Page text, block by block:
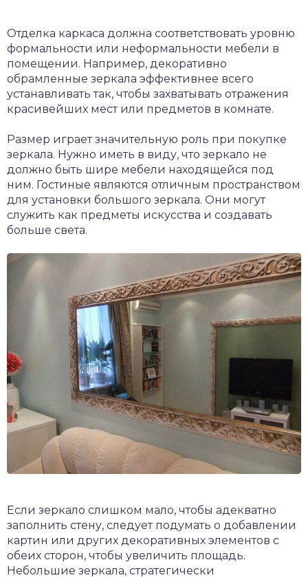
Отделка каркаса должна соответствовать уровню
формальности или неформальности мебели в
помещении. Например, декоративно
обрамленные зеркала эффективнее всего
устанавливать так, чтобы захватывать отражения
красивейших мест или предметов в комнате.
Размер играет значительную роль при покупке
зеркала. Нужно иметь в виду, что зеркало не
должно быть шире мебели находящейся под
ним. Гостиные являются отличным пространством
для установки большого зеркала. Они могут
служить как предметы искусства и создавать
больше света.
Если зеркало слишком мало, чтобы адекватно
заполнить стену, следует подумать о добавлении
картин или других декоративных элементов с
обеих сторон, чтобы увеличить площадь.
Небольшие зеркала, стратегически